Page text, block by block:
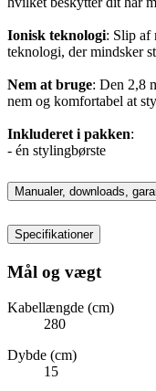
Ionisk teknologi: Slip af
teknologi, der mindsker
Nem at bruge: Den 2,8
nem og komfortabel at
Inkluderet i pakken:
- én stylingbørste
Manualer, downloads,
Specifikationer
Mål og vægt
Kabellængde (cm)
280
Dybde (cm)
15